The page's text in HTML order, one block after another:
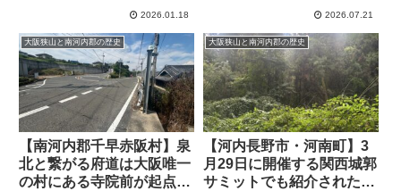
置された千手観音菩薩は、今日も
地域の人々を見守っています。
2026.01.18
んじり）は南河内地域では祭りの
定番ですが、そのほとんどは秋祭
りで登場します。南河内で夏祭り
と言えば主に盆踊...
2026.07.21
大阪狭山と南河内郡の歴史
【南河内郡千早赤阪村】泉
北と繋がる府道は大阪唯一
の村にある寺院前が起点。
大阪狭山と南河内郡の歴史
【河内長野市・河南町】3
月29日に開催する関西城郭
サミットでも紹介された水